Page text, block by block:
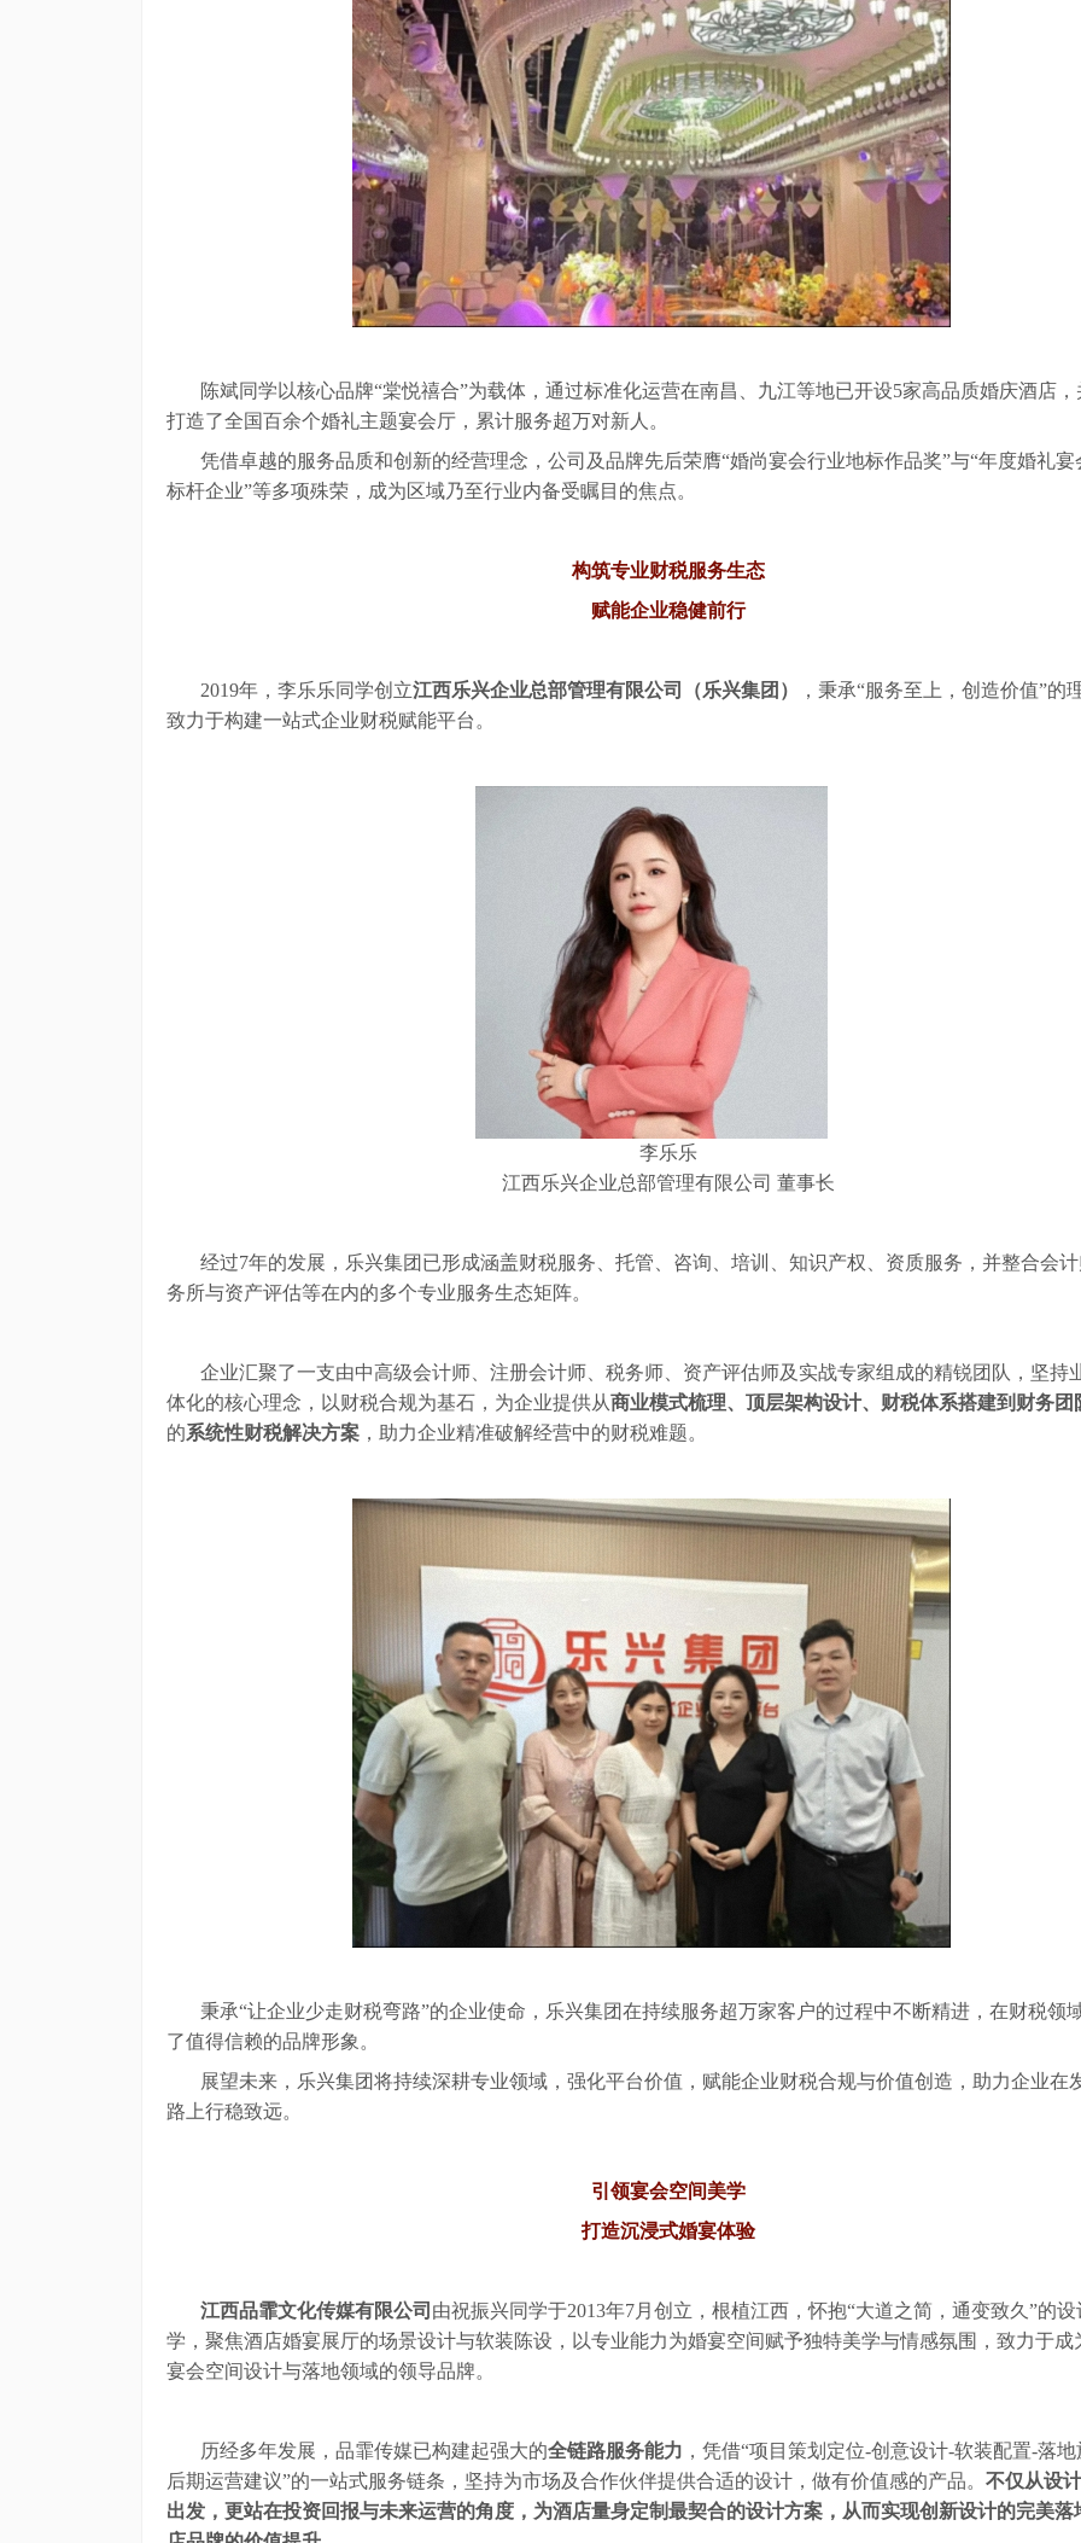
陈斌同学以核心品牌“棠悦禧合”为载体，通过标准化运营在南昌、九江等地已开设5家高品质婚庆酒店，
打造了全国百余个婚礼主题宴会厅，累计服务超万对新人。
凭借卓越的服务品质和创新的经营理念，公司及品牌先后荣膺“婚尚宴会行业地标作品奖”与“年度婚礼宴
标杆企业”等多项殊荣，成为区域乃至行业内备受瞩目的焦点。
构筑专业财税服务生态
赋能企业稳健前行
2019年，李乐乐同学创立江西乐兴企业总部管理有限公司（乐兴集团） ，秉承“服务至上，创造价值”的
致力于构建一站式企业财税赋能平台 。
李乐乐
江西乐兴企业总部管理有限公司 董事长
经过7年的发展，乐兴集团已形成涵盖财税服务、托管、咨询、培训、知识产权、资质服务，并整合会
务所与资产评估等在内的多个专业服务生态矩阵。
企业汇聚了一支由中高级会计师、注册会计师、税务师、资产评估师及实战专家组成的精锐团队 ，坚持
体化的核心理念， 以财税合规为基石 ，为企业提供从商业模式梳理、顶层架构设计、财税体系搭建到财务团
的系统性财税解决方案 ，助力企业精准破解经营中的财税难题。
秉承“让企业少走财税弯路”的企业使命，乐兴集团在持续服务超万家客户的过程中不断精进，在财税领
了值得信赖的品牌形象 。
展望未来，乐兴集团将持续深耕专业领域，强化平台价值， 赋能企业财税合规与价值创造，助力企业在
路上行稳致远。
引领宴会空间美学
打造沉浸式婚宴体验
江西品霏文化传媒有限公司 由祝振兴同学于2013年7月创立，根植江西，怀抱“大道之简，通变致久 ”的
学，聚焦酒店婚宴展厅的场景设计与软装陈设，以专业能力为婚宴空间赋予独特美学与情感氛围，致力于成
宴会空间设计与落地领域的领导品牌。
历经多年发展，品霏传媒已构建起强大的全链路服务能力 ，凭借“项目策划定位-创意设计-软装配置-落地
后期运营建议”的一站式服务链条，坚持为市场及合作伙伴提供合适的设计，做有价值感的产品。 不仅从设
出发，更站在投资回报与未来运营的角度，为酒店量身定制最契合的设计方案，从而实现创新设计的完美落